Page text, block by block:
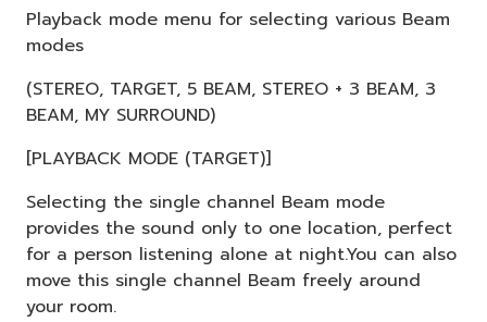
Playback mode menu for selecting various Beam
modes
(STEREO, TARGET, 5 BEAM, STEREO + 3 BEAM, 3
BEAM, MY SURROUND)
[PLAYBACK MODE (TARGET)]
Selecting the single channel Beam mode
provides the sound only to one location, perfect
for a person listening alone at night.You can also
move this single channel Beam freely around
your room.